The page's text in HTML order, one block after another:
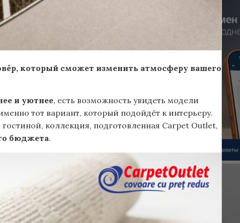
который сможет изменить атмосферу вашего
и уютнее, есть возможность увидеть модели
тот вариант, который подойдёт к интерьеру.
коллекция, подготовленная Carpet Outlet,
бюджета.